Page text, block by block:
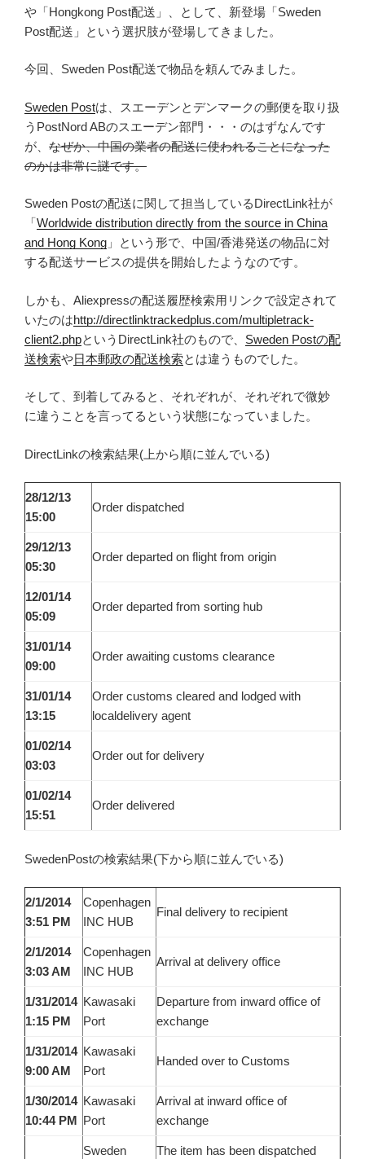
や「Hongkong Post配送」、として、新登場「Sweden
Post配送」という選択肢が登場してきました。
今回、Sweden Post配送で物品を頼んでみました。
Sweden Postは、スエーデンとデンマークの郵便を取り扱
うPostNord ABのスエーデン部門・・・のはずなんです
が、 なぜか、中国の業者の配送に使われることになった
のかは非常に謎です。
Sweden Postの配送に関して担当しているDirectLink社が
「Worldwide distribution directly from the source in China
and Hong Kong 」という形で、中国/香港発送の物品に対
する配送サービスの提供を開始したようなのです。
しかも、Aliexpressの配送履歴検索用リンクで設定されて
いたのはhttp://directlinktrackedplus.com/multipletrack-
client2.phpというDirectLink社のもので、 Sweden Postの配
送検索や日本郵政の配送検索とは違うものでした。
そして、到着してみると、それぞれが、それぞれで微妙
に違うことを言ってるという状態になっていました。
DirectLinkの検索結果(上から順に並んでいる)
28/12/13
15:00
Order dispatched
29/12/13
05:30
Order departed on flight from origin
12/01/14
05:09
Order departed from sorting hub
31/01/14
09:00
Order awaiting customs clearance
31/01/14
13:15
Order customs cleared and lodged with
localdelivery agent
01/02/14
03:03
Order out for delivery
01/02/14
15:51
Order delivered
SwedenPostの検索結果(下から順に並んでいる)
2/1/2014
3:51 PM
Copenhagen
INC HUB
Final delivery to recipient
2/1/2014
3:03 AM
Copenhagen
INC HUB
Arrival at delivery office
1/31/2014
1:15 PM
Kawasaki
Port
Departure from inward office of
exchange
1/31/2014
9:00 AM
Kawasaki
Port
Handed over to Customs
1/30/2014
10:44 PM
Kawasaki
Port
Arrival at inward office of
exchange
Sweden
The item has been dispatched